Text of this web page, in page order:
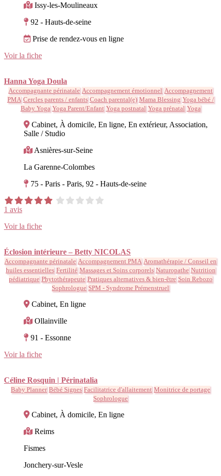
Issy-les-Moulineaux
92 - Hauts-de-seine
Prise de rendez-vous en ligne
Voir la fiche
Hanna Yoga Doula
Accompagnante périnatale Accompagnement émotionnel Accompagnement
PMA Cercles parents / enfants Coach parental(e) Mama Blessing Yoga bébé /
Baby Yoga Yoga Parent/Enfant Yoga postnatal Yoga prénatal Yoga
Cabinet, À domicile, En ligne, En extérieur, Association,
Salle / Studio
Asnières-sur-Seine
La Garenne-Colombes
75 - Paris - Paris, 92 - Hauts-de-seine
1 avis
Voir la fiche
Éclosion intérieure – Betty NICOLAS
Accompagnante périnatale Accompagnement PMA Aromathérapie / Conseil en
huiles essentielles Fertilité Massages et Soins corporels Naturopathe Nutrition
pédiatrique Phytothérapeute Pratiques alternatives & bien-être Soin Rebozo
Sophrologue SPM - Syndrome Prémenstruel
Cabinet, En ligne
Ollainville
91 - Essonne
Voir la fiche
Céline Rosquin | Périnatalia
Baby Planner Bébé Signes Facilitatrice d'allaitement Monitrice de portage
Sophrologue
Cabinet, À domicile, En ligne
Reims
Fismes
Jonchery-sur-Vesle